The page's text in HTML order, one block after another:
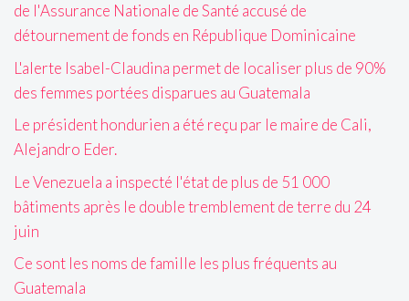
de l'Assurance Nationale de Santé accusé de
détournement de fonds en République Dominicaine
L'alerte Isabel-Claudina permet de localiser plus de 90%
des femmes portées disparues au Guatemala
Le président hondurien a été reçu par le maire de Cali,
Alejandro Eder.
Le Venezuela a inspecté l'état de plus de 51 000
bâtiments après le double tremblement de terre du 24
juin
Ce sont les noms de famille les plus fréquents au
Guatemala